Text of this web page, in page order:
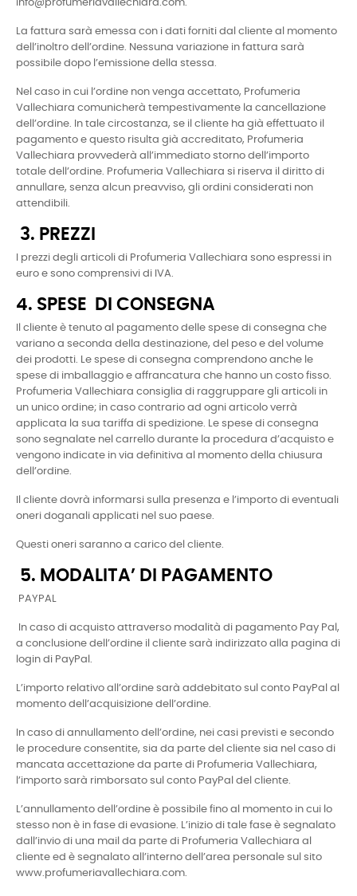
info@profumeriavallechiara.com.
La fattura sarà emessa con i dati forniti dal cliente al momento
dell’inoltro dell’ordine. Nessuna variazione in fattura sarà
possibile dopo l’emissione della stessa.
Nel caso in cui l’ordine non venga accettato, Profumeria
Vallechiara comunicherà tempestivamente la cancellazione
dell’ordine. In tale circostanza, se il cliente ha già effettuato il
pagamento e questo risulta già accreditato, Profumeria
Vallechiara provvederà all’immediato storno dell’importo
totale dell’ordine. Profumeria Vallechiara si riserva il diritto di
annullare, senza alcun preavviso, gli ordini considerati non
attendibili.
3. PREZZI
I prezzi degli articoli di Profumeria Vallechiara sono espressi in
euro e sono comprensivi di IVA.
4. SPESE DI CONSEGNA
Il cliente è tenuto al pagamento delle spese di consegna che
variano a seconda della destinazione, del peso e del volume
dei prodotti. Le spese di consegna comprendono anche le
spese di imballaggio e affrancatura che hanno un costo fisso.
Profumeria Vallechiara consiglia di raggruppare gli articoli in
un unico ordine; in caso contrario ad ogni articolo verrà
applicata la sua tariffa di spedizione. Le spese di consegna
sono segnalate nel carrello durante la procedura d’acquisto e
vengono indicate in via definitiva al momento della chiusura
dell’ordine.
Il cliente dovrà informarsi sulla presenza e l’importo di eventuali
oneri doganali applicati nel suo paese.
Questi oneri saranno a carico del cliente.
5. MODALITA’ DI PAGAMENTO
PAYPAL
In caso di acquisto attraverso modalità di pagamento Pay Pal,
a conclusione dell’ordine il cliente sarà indirizzato alla pagina di
login di PayPal.
L’importo relativo all’ordine sarà addebitato sul conto PayPal al
momento dell’acquisizione dell’ordine.
In caso di annullamento dell’ordine, nei casi previsti e secondo
le procedure consentite, sia da parte del cliente sia nel caso di
mancata accettazione da parte di Profumeria Vallechiara,
l’importo sarà rimborsato sul conto PayPal del cliente.
L’annullamento dell’ordine è possibile fino al momento in cui lo
stesso non è in fase di evasione. L’inizio di tale fase è segnalato
dall’invio di una mail da parte di Profumeria Vallechiara al
cliente ed è segnalato all’interno dell’area personale sul sito
www.profumeriavallechiara.com.